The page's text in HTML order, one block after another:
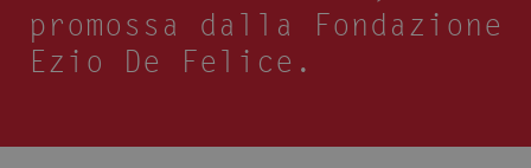
promossa dalla Fondazione
Ezio De Felice.